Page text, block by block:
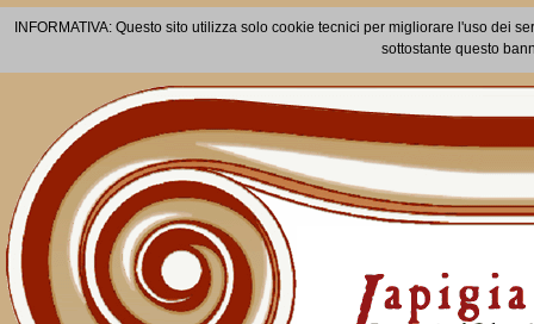
INFORMATIVA: Questo sito utilizza solo cookie tecnici per migliorare l'uso dei
sottostante questo